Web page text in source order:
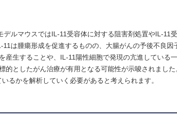
ルマウスではIL-11受容体に対する阻害剤処置やIL-11
は腫瘍形成を促進するものの、大腸がんの予後不良因
産生することや、IL-11陽性細胞で発現の亢進している
的としたがん治療が有用となる可能性が示唆されまし
るかを解析していく必要があると考えられます。